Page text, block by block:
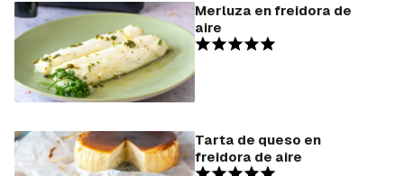
Merluza en freidora de
aire
Tarta de queso en
freidora de aire